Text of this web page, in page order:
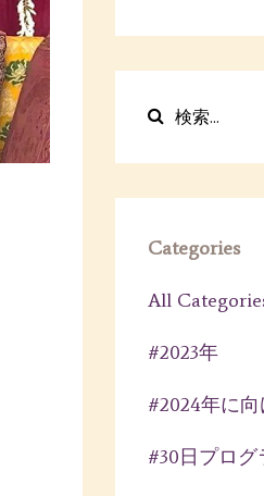
Categories
All
#2023年
#2024年に向
#30日プログ